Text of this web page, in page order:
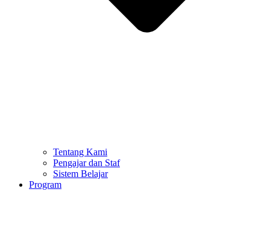
Tentang Kami
Pengajar dan Staf
Sistem Belajar
Program